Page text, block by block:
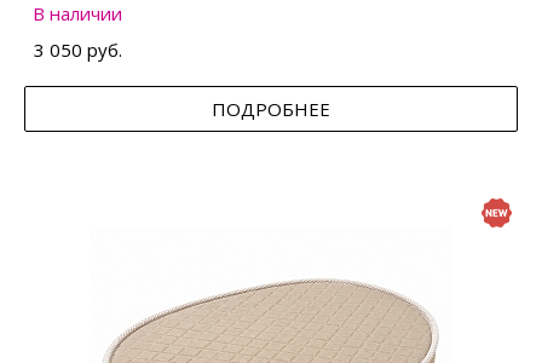
В наличии
3 050 руб.
ПОДРОБНЕЕ